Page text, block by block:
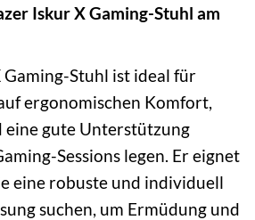
Iskur X Gaming-Stuhl am
Gaming-Stuhl ist ideal für
ergonomischen Komfort,
eine gute Unterstützung
Sessions legen. Er eignet
eine robuste und individuell
suchen, um Ermüdung und